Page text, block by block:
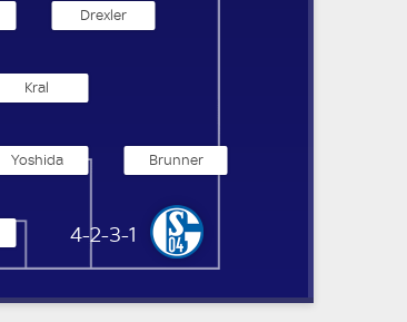
FC Schalke 04
4-2-3-1
Brunner
Yoshida
Kral
Drexler